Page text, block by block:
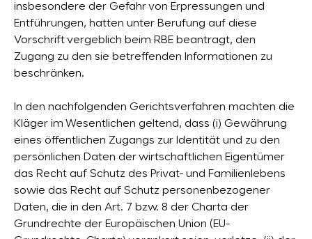
insbesondere der Gefahr von Erpressungen und
Entführungen, hatten unter Berufung auf diese
Vorschrift vergeblich beim RBE beantragt, den
Zugang zu den sie betreffenden Informationen zu
beschränken.
In den nachfolgenden Gerichtsverfahren machten die
Kläger im Wesentlichen geltend, dass (i) Gewährung
eines öffentlichen Zugangs zur Identität und zu den
persönlichen Daten der wirtschaftlichen Eigentümer
das Recht auf Schutz des Privat- und Familienlebens
sowie das Recht auf Schutz personenbezogener
Daten, die in den Art. 7 bzw. 8 der Charta der
Grundrechte der Europäischen Union (EU-